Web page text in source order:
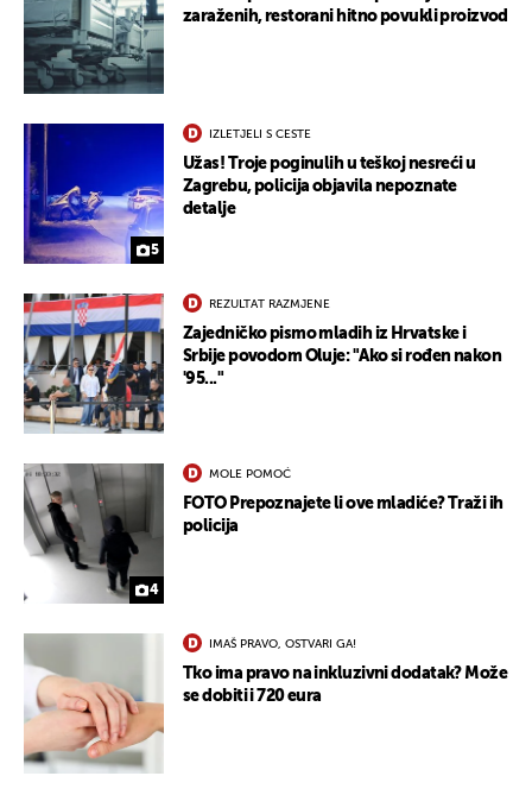
zaraženih, restorani hitno povukli proizvod
5
IZLETJELI S CESTE
Užas! Troje poginulih u teškoj nesreći u
Zagrebu, policija objavila nepoznate
detalje
REZULTAT RAZMJENE
Zajedničko pismo mladih iz Hrvatske i
Srbije povodom Oluje: "Ako si rođen nakon
'95..."
4
MOLE POMOĆ
FOTO Prepoznajete li ove mladiće? Traži ih
policija
IMAŠ PRAVO, OSTVARI GA!
Tko ima pravo na inkluzivni dodatak? Može
se dobiti i 720 eura